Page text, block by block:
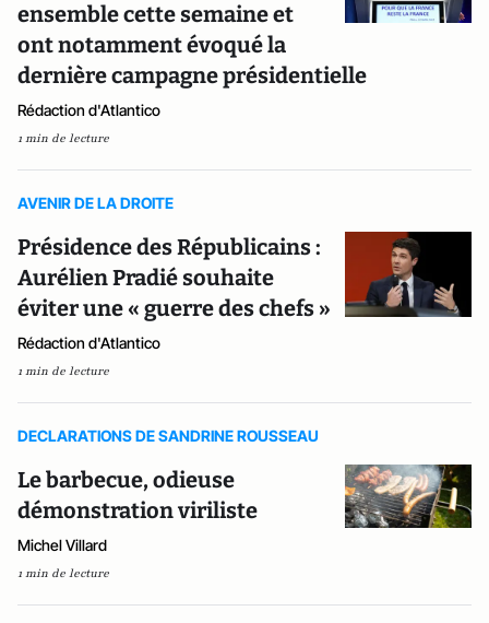
ensemble cette semaine et
ont notamment évoqué la
dernière campagne présidentielle
Rédaction d'Atlantico
1 min de lecture
AVENIR DE LA DROITE
Présidence des Républicains :
Aurélien Pradié souhaite
éviter une « guerre des chefs »
Rédaction d'Atlantico
1 min de lecture
DECLARATIONS DE SANDRINE ROUSSEAU
Le barbecue, odieuse
démonstration viriliste
Michel Villard
1 min de lecture